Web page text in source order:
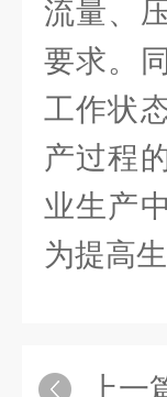
流量、
要求。
工作状
产过程
业生产
为提高
上一